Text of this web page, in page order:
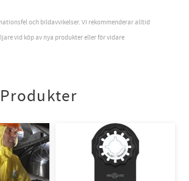
och bildavvikelser. Vi rekommenderar alltid
vid köp av nya produkter eller för vidare